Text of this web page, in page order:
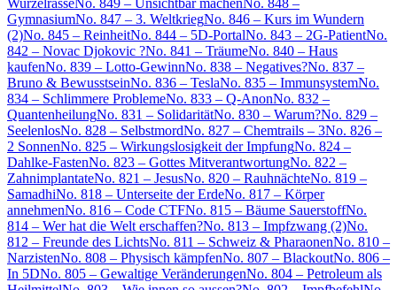
WurzelrasseNo. 849 – Unsichtbar machenNo. 848 –
GymnasiumNo. 847 – 3. WeltkriegNo. 846 – Kurs im Wundern
(2)No. 845 – ReinheitNo. 844 – 5D-PortalNo. 843 – 2G-PatientNo.
842 – Novac Djokovic ?No. 841 – TräumeNo. 840 – Haus
kaufenNo. 839 – Lotto-GewinnNo. 838 – Negatives?No. 837 –
Bruno & BewusstseinNo. 836 – TeslaNo. 835 – ImmunsystemNo.
834 – Schlimmere ProblemeNo. 833 – Q-AnonNo. 832 –
QuantenheilungNo. 831 – SolidaritätNo. 830 – Warum?No. 829 –
SeelenlosNo. 828 – SelbstmordNo. 827 – Chemtrails – 3No. 826 –
2 SonnenNo. 825 – Wirkungslosigkeit der ImpfungNo. 824 –
Dahlke-FastenNo. 823 – Gottes MitverantwortungNo. 822 –
ZahnimplantateNo. 821 – JesusNo. 820 – RauhnächteNo. 819 –
SamadhiNo. 818 – Unterseite der ErdeNo. 817 – Körper
annehmenNo. 816 – Code CTFNo. 815 – Bäume SauerstoffNo.
814 – Wer hat die Welt erschaffen?No. 813 – Impfzwang (2)No.
812 – Freunde des LichtsNo. 811 – Schweiz & PharaonenNo. 810 –
NarzistenNo. 808 – Physisch kämpfenNo. 807 – BlackoutNo. 806 –
In 5DNo. 805 – Gewaltige VeränderungenNo. 804 – Petroleum als